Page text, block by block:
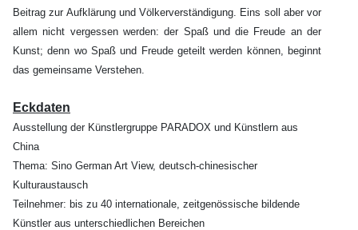
Beitrag zur Aufklärung und Völkerverständigung. Eins soll aber vor
allem nicht vergessen werden: der Spaß und die Freude an der
Kunst; denn wo Spaß und Freude geteilt werden können, beginnt
das gemeinsame Verstehen.
Eckdaten
Ausstellung der Künstlergruppe PARADOX und Künstlern aus
China
Thema: Sino German Art View, deutsch-chinesischer
Kulturaustausch
Teilnehmer: bis zu 40 internationale, zeitgenössische bildende
Künstler aus unterschiedlichen Bereichen